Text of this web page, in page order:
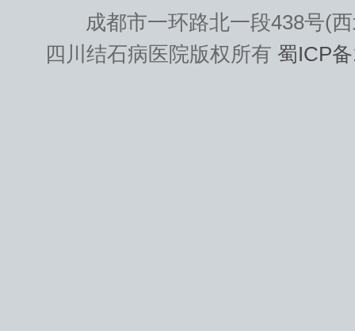
成都市一环路北一段438号(
四川结石病医院版权所有 蜀ICP